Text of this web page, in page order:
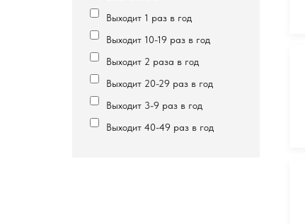
Выходит 1 раз в год
Выходит 10-19 раз в год
Выходит 2 раза в год
Выходит 20-29 раз в год
Выходит 3-9 раз в год
Выходит 40-49 раз в год